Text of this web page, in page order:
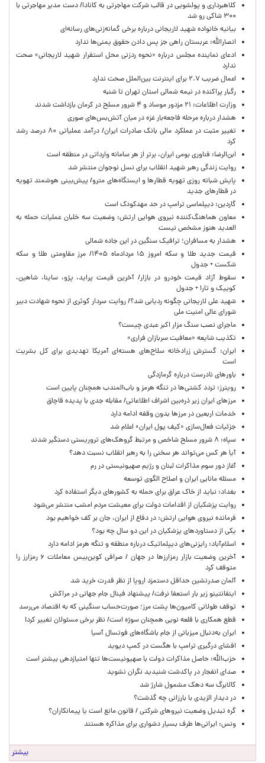
کلاهبرداری و پولشویی در قالب شرکت مهاجرتی به کانادا/ دست مدیر مهاجرتی با
۳۰۰ شاکی رو شد
بیانیه خانواده شهید لاریجانی درباره برخی گمانه‌زنی‌های رسانه‌ای
انصارالله: عربستان راهی جز پس دادن حقوق یمنی‌ها ندارد
ادعای نماینده مجلس درباره «نحوه ردزنی محل استقرار شهید لاریجانی» صحت
ندارد
اعمال ضریب ۲.۷ برای اینترنت بین‌الملل صحت ندارد
رگبار پراکنده در نیمه شمالی استان تهران تا شنبه
وزارت اطلاعات: ۲۱ مزدور موساد و ۴ شرور مسلح در کرمان بازداشت شدند
هشدار درباره مرحله فاجعه‌بار غزه در میان آتش‌بس‌های صوری
تغییر مثبت در عملکرد مالی بانک صادرات ایران/ درآمد عملیاتی ۸۰ درصد رشد
کرد
ابن‌الرضا: فناوری بومی ایران، برتر از هر سامانه وارداتی در منطقه است
روایت زندگی رهبر شهید انقلاب برای نسل نوجوان منتشر شد
پایش شبانه روزی تهویه قطارها و ایستگاه‌های مترو/ پیش‌بینی هوشمند تهویه
در قطارهای جدید
گاردین: دیپلماسی ترامپ در حد مهدکودک است
معاون هماهنگ‌کننده نیروی هوایی ارتش: وضعیت سه خلبان عملیات حمله به
العدید هنوز مشخص نیست
هشدار به مسافران؛ ترافیک سنگین در این جاده شمالی
قیمت جدید طلا و سکه امروز ۱۵ مردادماه ۱۴۰۵/ مرز مقاومتی طلا و سکه
شکست + جدول
سقوط آزاد قیمت خودرو در بازار/ آخرین قیمت پراید، پژو، ساینا، شاهین،
کوییک و تارا + جدول
شهید علی لاریجانی چگونه ردیابی شد؟/ روایت سردار کوثری از نحوه شهادت دبیر
شورای عالی امنیت ملی
ماجرای نصب سنگ مزار اکبر عبدی چیست؟
تکذیب شایعه «معافیت سربازان فراری»
ایران: گسترش زرادخانه سلاح‌های هسته‌ای آمریکا تهدیدی برای کل بشریت
است
باورهای نادرست درباره گرمازدگی
رویترز: تردد کشتی‌ها در تنگه هرمز و باب‌المندب همچنان پایین است
مرزهای ایران زیر ذره‌بین اشراف اطلاعاتی/ مقابله جدی با پدیده قاچاق
خدمات اربعین در مرزها بدون وقفه ادامه دارد
جزئیات فعال‌سازی «کیف پول ایران» اعلام شد
سپاه: ۸ شرور مسلح شاخص و مرتبط گروهک‌های تروریستی دستگیر شدند
آیا هر کس می‌تواند هر سخنی را به رهبر انقلاب نسبت دهد؟
آغاز دور سوم مذاکرات لبنان و رژیم صهیونیستی در رم
مسئله مانایی ایران و اصلاح الگوی توسعه
بغداد: نباید از خاک عراق برای حمله به کشورهای دیگر استفاده کرد
روایت پزشکیان از اقدامات دولت برای معیشت مردم امشب منتشر می‌شود
فرمانده نیروی هوایی ارتش: در دفاع از ایران، جان بر کف خواهیم بود
یکی از دستاوردهای پزشکیان در این دو سال چه بود؟
اسلام‌آباد: رایزنی‌های دیپلماتیک درباره منطقه و تنگه هرمز ادامه دارد
آخرین وضعیت بازار رمزارزها در جهان / صرافی کوین‌بیس معاملات ۶ رمزارز را
متوقف کرد
آلمان صدرنشین حداقل دستمزد اروپا از نظر قدرت خرید شد
اینفانتینو زیر بار استعفا نرفت/ پیشنهاد فینال جام جهانی در مراکش
توقف طولانی کامیون‌ها پشت مرز؛ صورت‌حساب سنگینی که به اقتصاد می‌رسد
قطع همکاری با قلعه نویی همچنان سوژه است/ نظر برخی مسئولان تغییر کرد!
ایران به‌دنبال میزبانی از جام باشگاه‌های فوتسال آسیا
افشای درگیری ترامپ با هگست در کمپ دیوید
حزب‌الله: حاصل مذاکرات دولت با صهیونیست‌ها تنها امتیازدهی‌ بیشتر است
صدای انفجار در پاکدشت شنیدید نگران نشوید
کالابرگ سه دهک مشمول شارژ شد
در دیدار الزیدی با بارزانی چه گذشت؟
گره تبدیل وضعیت نیروهای شرکتی / قانون مانع است یا پیمانکاران؟
ونس: ایرانی‌ها طرف بسیار دشواری برای مذاکره هستند
بیشتر